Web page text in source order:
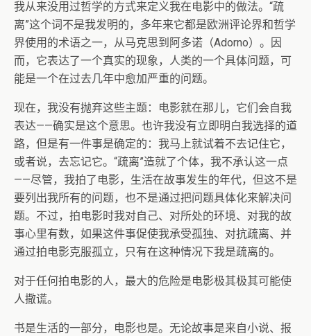
我从来没用过哲学的方式来定义我在电影中的做法。“疏
离”这个词不是我发明的，多年来它都是欧洲评论界和哲学
界使用的术语之一，从马克思到阿多诺（Adorno）。因
而，它表达了一个真实的现象，人类的一个具体问题，可
能是一个在过去几年中愈加严重的问题。
现在，我没有抛弃这些主题：电影就在那儿，它们会自我
表达——确实是这个意思。也许我没有立即明白我选择的道
路，但是有一件事是确定的：我马上就试着不去记住它，
或者说，去忘记它。“疏离”造就了个体，我不承认这一点
——尽管，我拍了电影，生活在故事发生的年代，但这不是
要列出我所有的问题，也不是通过把问题具体化来解决问
题。不过，拍电影时我对自己、对所处的环境、对我的故
事心里有数，如果这件事促使我承受孤独、对抗疏离、并
通过拍电影克服孤立，只有在这种情况下我是疏离的。
对于任何拍电影的人，最大的危险是电影极其极其可能使
人撒谎。
书是生活的一部分，电影也是。无论故事是来自小说、报